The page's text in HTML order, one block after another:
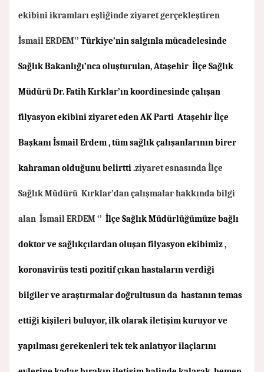
ekibini ikramları eşliğinde ziyaret gerçekleştiren
İsmail ERDEM’’ Türkiye’nin salgınla mücadelesinde
Sağlık Bakanlığı’nca oluşturulan, Ataşehir İlçe Sağlık
Müdürü Dr. Fatih Kırklar’ın koordinesinde çalışan
filyasyon ekibini ziyaret eden AK Parti Ataşehirİlçe
Başkanı İsmail Erdem , tüm sağlık çalışanlarının birer
kahraman olduğunu belirtti .ziyaret esnasında İlçe
Sağlık Müdürü Kırklar’dan çalışmalar hakkında bilgi
alan İsmail ERDEM‘’ İlçe Sağlık Müdürlüğümüze bağlı
doktor ve sağlıkçılardan oluşan filyasyon ekibimiz ,
koronavirüs testi pozitif çıkan hastaların verdiği
bilgiler ve araştırmalar doğrultusun da hastanın temas
ettiği kişileri buluyor, ilk olarak iletişim kuruyor ve
yapılması gerekenleri tek tek anlatıyor ilaçlarını